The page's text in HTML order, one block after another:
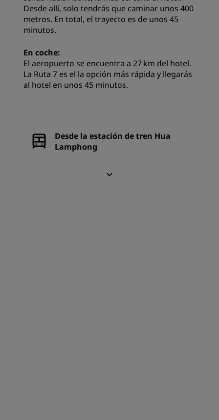
Desde allí, solo tendrás que caminar unos 400
metros. En total, el trayecto es de unos 45
minutos.
En coche:
El aeropuerto se encuentra a 27 km del hotel.
La Ruta 7 es el la opción más rápida y llegarás
al hotel en unos 45 minutos.
Desde la estación de tren Hua
Lamphong